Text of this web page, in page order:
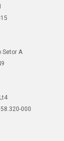
Setor A
000